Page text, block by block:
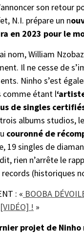
son retour
N.I. prépare un n
en 2023 pour le
nom, William
Il ne cesse de
Ninho s’est
comme étant l
de singles
albums studios,
couronné de
19 singles de
rien n’arrête le
records (historiques
: « BOOBA
! »
projet de Ninho